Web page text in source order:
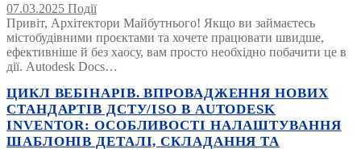
07.03.2025 Події
Привіт, Архітектори Майбутнього! Якщо ви займаєтесь
містобудівними проєктами та хочете працювати швидше,
ефективніше й без хаосу, вам просто необхідно побачити це в
дії. Autodesk Docs…
ЦИКЛ ВЕБІНАРІВ. ВПРОВАДЖЕННЯ НОВИХ
СТАНДАРТІВ ДСТУ/ISO В AUTODESK
INVENTOR: ОСОБЛИВОСТІ НАЛАШТУВАННЯ
ШАБЛОНІВ ДЕТАЛІ, СКЛАДАННЯ ТА